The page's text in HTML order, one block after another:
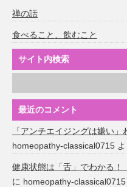
禅の話
食べること、飲むこと
サイト内検索
最近のコメント
「アンチエイジングは嫌い」
homeopathy-classical0715 よ
健康状態は「舌」でわかる！
に homeopathy-classical0715